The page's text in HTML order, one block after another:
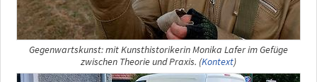
Gegenwartskunst: mit Kunsthistorikerin Monika Lafer im Gefüge
zwischen Theorie und Praxis. (Kontext)